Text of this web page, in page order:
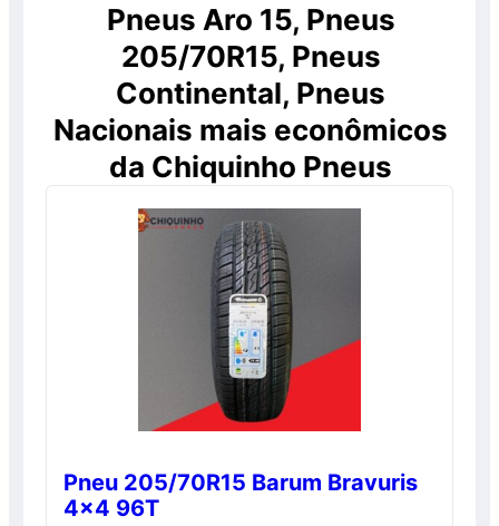
Pneus Aro 15, Pneus
205/70R15, Pneus
Continental, Pneus
Nacionais mais econômicos
da Chiquinho Pneus
Pneu 205/70R15 Barum Bravuris
4×4 96T